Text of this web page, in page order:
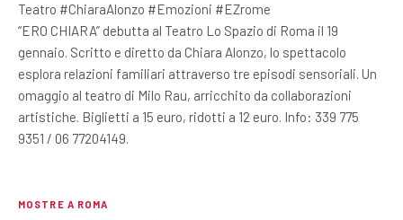
Teatro #ChiaraAlonzo #Emozioni #EZrome
“ERO CHIARA” debutta al Teatro Lo Spazio di Roma il 19
gennaio. Scritto e diretto da Chiara Alonzo, lo spettacolo
esplora relazioni familiari attraverso tre episodi sensoriali. Un
omaggio al teatro di Milo Rau, arricchito da collaborazioni
artistiche. Biglietti a 15 euro, ridotti a 12 euro. Info: 339 775
9351 / 06 77204149.
MOSTRE A ROMA